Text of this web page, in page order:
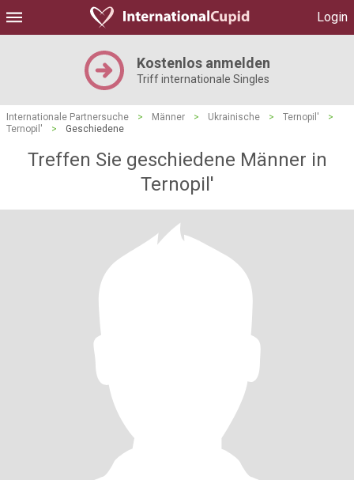
Login
Kostenlos anmelden
Triff internationale Singles
Internationale Partnersuche > Männer > Ukrainische > Ternopil'
>
Ternopil'
> Geschiedene
Treffen Sie geschiedene Männer in
Ternopil'